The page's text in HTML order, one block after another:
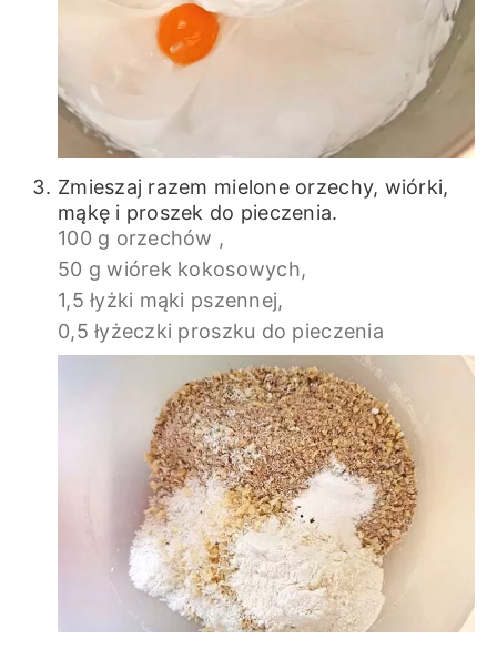
Zmieszaj razem mielone orzechy, wiórki,
mąkę i proszek do pieczenia.
100 g orzechów ,
50 g wiórek kokosowych,
1,5 łyżki mąki pszennej,
0,5 łyżeczki proszku do pieczenia